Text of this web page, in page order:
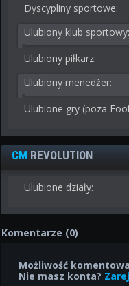
Dyscypliny sportowe:
Ulubiony klub sportowy:
Ulubiony piłkarz:
Ulubiony menedżer:
Ulubione gry (poza
CM REVOLUTION
Ulubione działy:
Komentarze (0)
Możliwość
Nie masz konta?